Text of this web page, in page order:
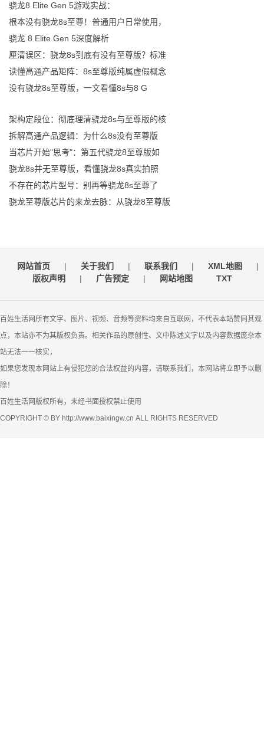
骁龙8 Elite Gen 5游戏实战：
根本没有骁龙8s至尊！普通用户日常使用，
骁龙 8 Elite Gen 5深度解析
厘清误区：骁龙8s到底有没有至尊版？标准
读懂高通产品矩阵：8s至尊版纯属虚假概念
没有骁龙8s至尊版，一文看懂8s与8 G
架构定段位：彻底理清骁龙8s与至尊版的核
拆解高通产品逻辑：为什么8s没有至尊版
当芯片开始"思考"：第五代骁龙8至尊版如
骁龙8s并无至尊版，看懂骁龙8s真实拍照
不存在的芯片型号：别再等骁龙8s至尊了
骁龙至尊版芯片的来龙去脉：从骁龙8至尊版
网站首页 | 关于我们 | 联系我们 | XML地图
|
版权声明
| 广告预定 | 网站地图 TXT
百姓生活网所有文字、图片、视频、音频等资料均来自互联网，不代表本站赞同其观
点，本站亦不为其版权负责。相关作品的原创性、文中陈述文字以及内容数据庞杂本
站无法一一核实，
如果您发现本网站上有侵犯您的合法权益的内容，请联系我们，本网站将立即予以删
除！
百姓生活网版权所有，未经书面授权禁止使用
COPYRIGHT © BY http://www.baixingw.cn ALL RIGHTS RESERVED